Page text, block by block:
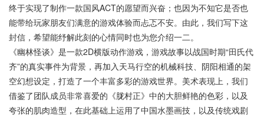
终于实现了制作一款国风ACT的愿望而兴奋；也因为不知它是否也
能带给玩家朋友们满意的游戏体验而忐忑不安。由此，我们写下这
封信，希望能纾解此刻的心情同时也为您介绍一二。
《幽林怪谈》是一款2D横版动作游戏，游戏故事以战国时期“田氏代
齐”的真实事件为背景，再加入天马行空的机械科技、阴阳相通的架
空幻想设定，打造了一个丰富多彩的游戏世界。美术表现上，我们
借鉴了团队成员非常喜爱的《胧村正》中的大胆鲜艳的色彩，以及
夸张的肌肉造型，在此基础上运用了中国水墨画技，以及传统戏剧